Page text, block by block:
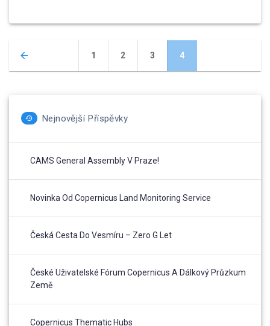
Posts
navigation
Page
1 Page
2 Page
3 Page
4
Nejnovější Příspěvky
CAMS General Assembly V Praze!
Novinka Od Copernicus Land Monitoring Service
Česká Cesta Do Vesmíru – Zero G Let
České Uživatelské Fórum Copernicus A Dálkový Průzkum
Země
Copernicus Thematic Hubs